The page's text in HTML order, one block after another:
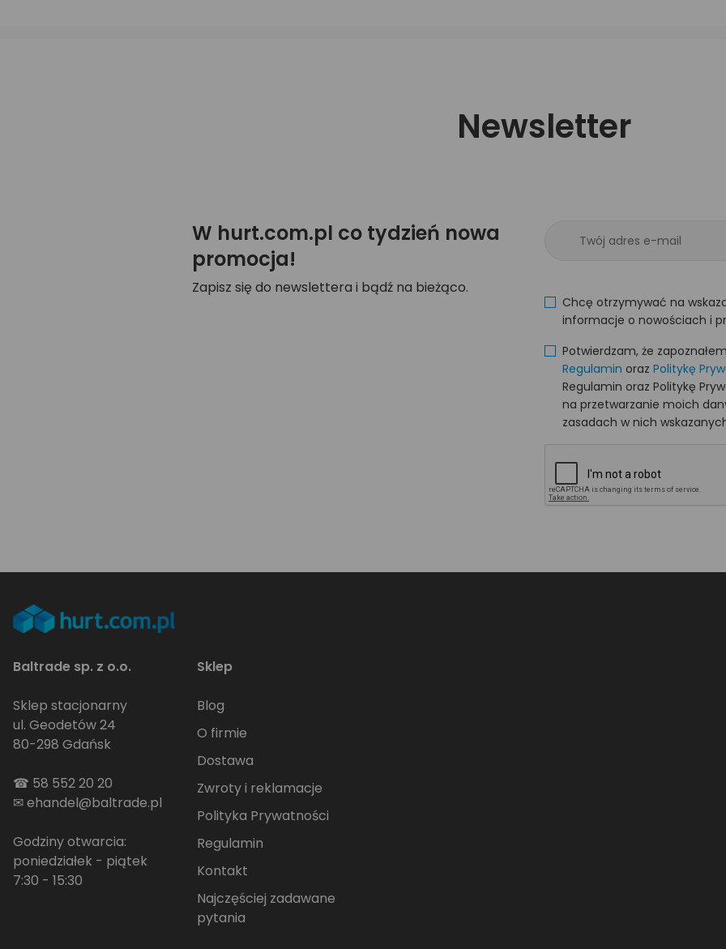
Newsletter
W hurt.com.pl co tydzień nowa
promocja!
Zapisz się do newslettera i bądź na bieżąco.
Chcę otrzymywać na
informacje o nowościach i
Potwierdzam, że
Regulamin oraz Politykę
Regulamin oraz Politykę
na przetwarzanie moich
zasadach w nich
Baltrade sp. z o.o.
Sklep stacjonarny
ul. Geodetów 24
80-298 Gdańsk
☎ 58 552 20 20
✉ehandel@baltrade.pl
Godziny otwarcia:
poniedziałek - piątek
7:30 - 15:30
Sklep
Blog
O firmie
Dostawa
Zwroty i reklamacje
Polityka Prywatności
Regulamin
Kontakt
Najczęściej zadawane
pytania